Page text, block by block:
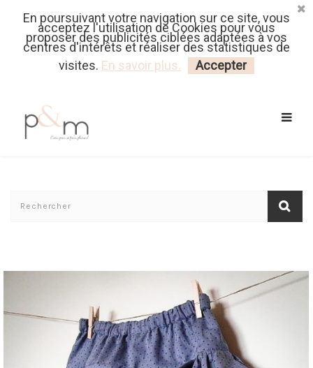
Fr| En Euro | USD
MON PANIER CONNECTEZ-VOUS
En poursuivant votre navigation sur ce site, vous
acceptez l'utilisation de Cookies pour vous
proposer des publicités ciblées adaptées à vos
centres d'intérêts et réaliser des statistiques de
visites. En savoir plus. Accepter